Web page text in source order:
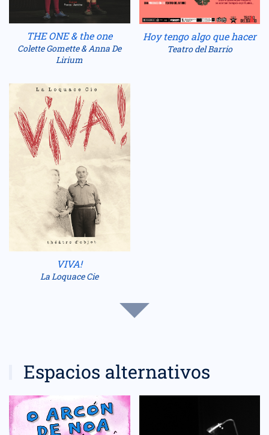
THE ONE & the one
Colette Gomette & Anna De
Lirium
Hoy tengo algo que hacer
Teatro del Barrio
VIVA!
La Loquace Cie
Espacios alternativos